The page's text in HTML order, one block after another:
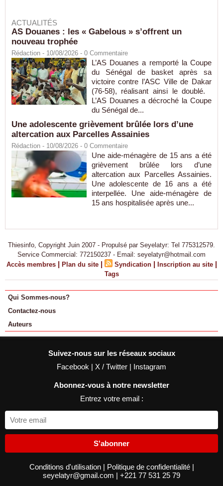
ACTUALITÉS
AS Douanes : les « Gabelous » s’offrent un
nouveau trophée
Rédaction - 10/08/2026 - 0 Commentaire
L’AS Douanes a remporté la Coupe
du Sénégal de basket après sa
victoire contre l’ASC Ville de Dakar
(76-58), réalisant ainsi le doublé.
L’AS Douanes a décroché la Coupe
du Sénégal de...
Une adolescente grièvement brûlée lors d’une
altercation aux Parcelles Assainies
Rédaction - 10/08/2026 - 0 Commentaire
Une aide-ménagère de 15 ans a été
grièvement brûlée lors d’une
altercation aux Parcelles Assainies.
Une adolescente de 16 ans a été
interpellée. Une aide-ménagère de
15 ans hospitalisée après une...
Thiesinfo, Copyright Juin 2007 - Propulsé par Seyelatyr: Tel 775312579.
Service Commercial: 772150237 - Email: seyelatyr@hotmail.com
Accès membres | Plan du site | Syndication | Inscription au site |
Tags
Qui Sommes-nous?
Contactez-nous
Auteurs
Suivez-nous sur les réseaux sociaux
Facebook | X / Twitter | Instagram
Abonnez-vous à notre newsletter
Entrez votre email :
S'abonner
Conditions d'utilisation | Politique de confidentialité |
seyelatyr@gmail.com | +221 77 531 25 79